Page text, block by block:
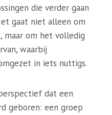
die verder gaan
gaat niet alleen om
maar om het volledig
waarbij
in iets nuttigs.
dat een
geboren: een groep